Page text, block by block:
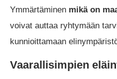
Ymmärtäminen mikä on
voivat auttaa ryhtymään
kunnioittamaan
Vaarallisimpien